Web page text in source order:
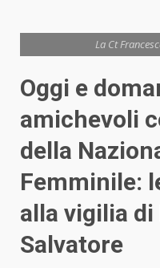
La Ct
Oggi e
amichevoli
della
Femminile:
alla vigilia di
Salvatore